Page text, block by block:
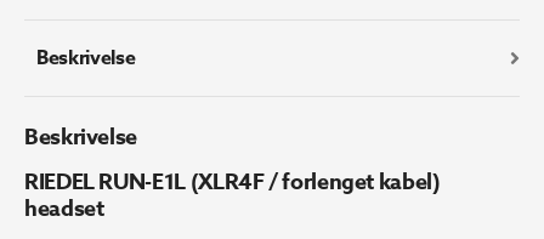
in-
antall
Beskrivelse
Beskrivelse
RIEDEL RUN-E1L (XLR4F / forlenget kabel)
headset